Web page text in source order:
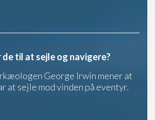
til at sejle og navigere?
George Irwin mener at
at sejle mod vinden på eventyr.